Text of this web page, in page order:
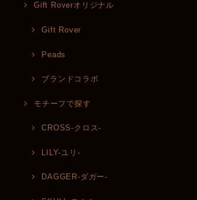
Gift Roverオリジナル
Gift Rover
Peads
ブランドコラボ
モチーフで探す
CROSS-クロス-
LILY-ユリ-
DAGGER-ダガー-